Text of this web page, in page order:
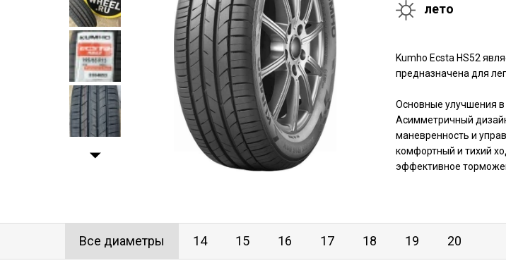
лето
Kumho Ecsta HS52
предназначена для
Основные улучшения в
Асимметричный
маневренность и
комфортный и тихий
эффективное
Вы можете заказать
Все диаметры 14 15 16 17 18 19 20